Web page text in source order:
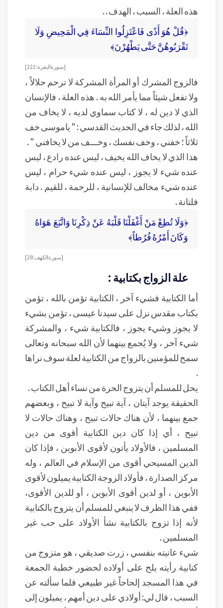
هذه العلة ، السبب ، الهدف . .
﴿قُلْ هُوَ أَذًى فَاعْتَزِلُوا النِّسَاءَ فِي الْمَحِيضِ وَلَا
تَقْرَبُوهُنَّ حَتَّى يَطْهُرْنَ﴾
[سورة البقرة : 222]
فالزوج المشرك أو المرأة المشركة لا ترحم حلالاً ،
ولا تفعل شيئاً مما يأمر الله به . هذه العلة ، فالإنسان
الذي لا دين له ، لا كتاب سماوي لديه ، لا يخاف من
الله ، لذلك جاء في الحديث القدسي : " ياموسى خف
ثلاثاً ؛ خفني ، وخف نفسك ، وخـــف من لا يخافني " .
هذا الذي لا يخاف الله يخيف ، ليس عنده رادع ، ليس
عنده شيء لا يجوز ، ليس عنده شيء حرام ، ليس
عنده شيء مخالف للإنسانية ، للرحمة ، للقيم . دابة
فلتانة .
﴿وَلَا تُطِعْ مَنْ أَغْفَلْنَا قَلْبَهُ عَنْ ذِكْرِنَا وَاتَّبَعَ هَوَاهُ
وَكَانَ أَمْرُهُ فُرُطاً﴾
[سورة الكهف : 28]
علة الزواج بكتابية :
أما الكتابية فشيء آخر ، الكتابية تؤمن بالله ، تؤمن
بكتاب مقدس نزل على سيدنا عيسى ، تؤمن بشيء
لا يجوز وشيء يجوز ، فالكتابية شيء ، والمشركة
شيء آخر ، ولا يُجمع بينهما لأن الله سبحانه وتعالى
سمح للمؤمنين بالزواج من الكتابية لعلة سوف نراها
.
يحل للمسلم أن يتزوج الحرة من نساء أهل الكتاب .
الحقيقة يوجد آيتان ، آية تبيح وآية لا تبيح ، وبعضهم
جمع بينهما ، لأن هناك حالات تبيح ، وهناك حالات لا
تبيح ، أي إذا كان دين الكتابية أقوى من دين
المسلمين ، فالأولاد يأتون لأقوى الأبوين ، فإذا كان
الدين المسيحي أقوى من الإسلام في العالم ، وله
مركز الصدارة ، فأولاد الزوجة الكتابية يميلون لأقوى
الأبوين ، أو لدين أقوى الأبوين ، أو للدين الأقوى،
ففي هذا الظرف لا ينبغي للمسلم أن يتزوج بالكتابية
لأنه إذا تزوج بالكتابية نشأ الأولاد على حب غير
المسلمين .
شيء عانيته بنفسي ، زرت صديقي ، هو متزوج من
كتابية رأيته يلح على أولاده لحضور خطبة الجمعة
في هذا المسجد إلحاحاً غير طبيعي فلما سألته عن
السبب ، قال لي: أولادي على دين أمهم ، يميلون إلى